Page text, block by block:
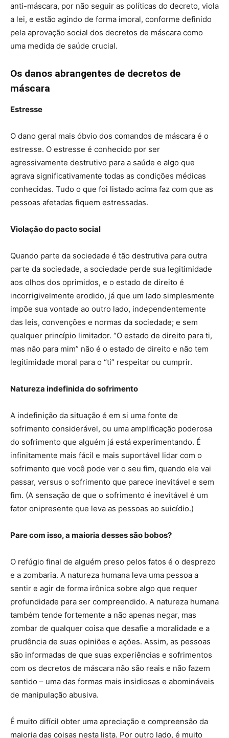
anti-máscara, por não seguir as políticas do decreto, viola
a lei, e estão agindo de forma imoral, conforme definido
pela aprovação social dos decretos de máscara como
uma medida de saúde crucial.
Os danos abrangentes de decretos de
máscara
Estresse
O dano geral mais óbvio dos comandos de máscara é o
estresse. O estresse é conhecido por ser
agressivamente destrutivo para a saúde e algo que
agrava significativamente todas as condições médicas
conhecidas. Tudo o que foi listado acima faz com que as
pessoas afetadas fiquem estressadas.
Violação do pacto social
Quando parte da sociedade é tão destrutiva para outra
parte da sociedade, a sociedade perde sua legitimidade
aos olhos dos oprimidos, e o estado de direito é
incorrigivelmente erodido, já que um lado simplesmente
impõe sua vontade ao outro lado, independentemente
das leis, convenções e normas da sociedade; e sem
qualquer princípio limitador. “O estado de direito para ti,
mas não para mim” não é o estado de direito e não tem
legitimidade moral para o “ti” respeitar ou cumprir.
Natureza indefinida do sofrimento
A indefinição da situação é em si uma fonte de
sofrimento considerável, ou uma amplificação poderosa
do sofrimento que alguém já está experimentando. É
infinitamente mais fácil e mais suportável lidar com o
sofrimento que você pode ver o seu fim, quando ele vai
passar, versus o sofrimento que parece inevitável e sem
fim. (A sensação de que o sofrimento é inevitável é um
fator onipresente que leva as pessoas ao suicídio.)
Pare com isso, a maioria desses são bobos?
O refúgio final de alguém preso pelos fatos é o desprezo
e a zombaria. A natureza humana leva uma pessoa a
sentir e agir de forma irônica sobre algo que requer
profundidade para ser compreendido. A natureza humana
também tende fortemente a não apenas negar, mas
zombar de qualquer coisa que desafie a moralidade e a
prudência de suas opiniões e ações. Assim, as pessoas
são informadas de que suas experiências e sofrimentos
com os decretos de máscara não são reais e não fazem
sentido – uma das formas mais insidiosas e abomináveis ​​
de manipulação abusiva.
É muito difícil obter uma apreciação e compreensão da
maioria das coisas nesta lista. Por outro lado, é muito